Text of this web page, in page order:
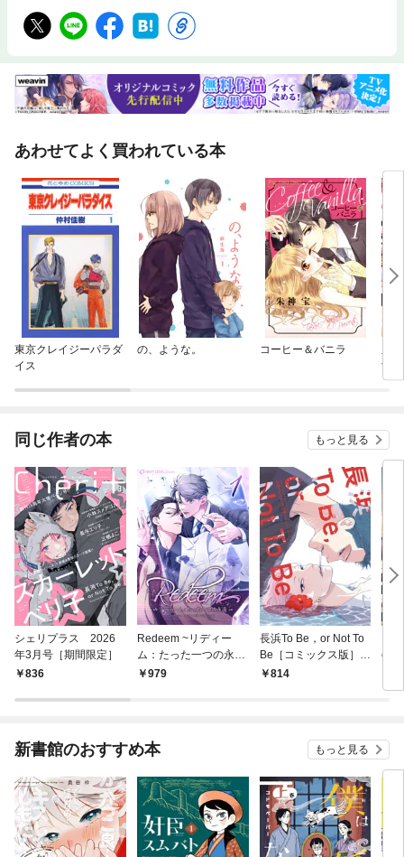
あわせてよく買われている本
東京クレイジーパラダ
イス
の、ような。 コーヒー＆バニラ
女
て
同じ作者の本 もっと見る
シェリプラス 2026
年3月号［期間限定］
836
Redeem ~リディー
ム：たった一つの永遠
~ 1979
長浜To Be，or Not To
Be［コミックス版］
【電子限定おまけ付
814
e，
新書館のおすすめ本 もっと見る